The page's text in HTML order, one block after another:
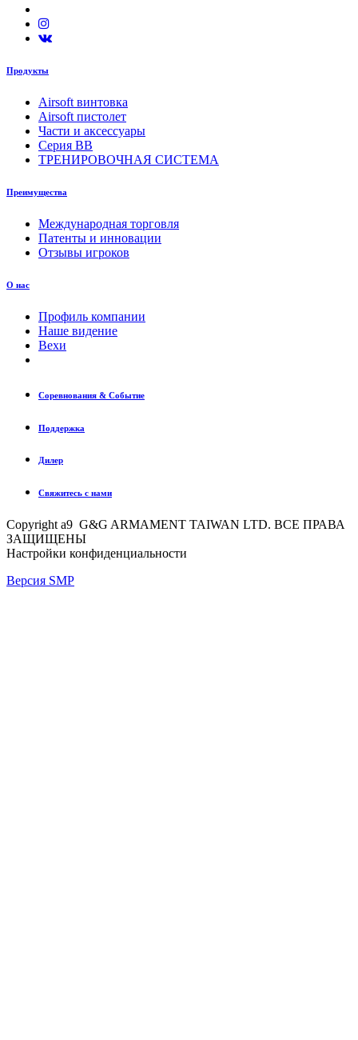
Продукты
Airsoft винтовка
Airsoft пистолет
Части и аксессуары
Серия BB
ТРЕНИРОВОЧНАЯ СИСТЕМА
Преимущества
Международная торговля
Патенты и инновации
Отзывы игроков
О нас
Профиль компании
Наше видение
Вехи
Соревнования & Событие
Поддержка
Дилер
Свяжитесь с нами
Copyright a9 G&G ARMAMENT TAIWAN LTD. ВСЕ ПРАВА
ЗАЩИЩЕНЫ
Настройки конфиденциальности
Версия SMP